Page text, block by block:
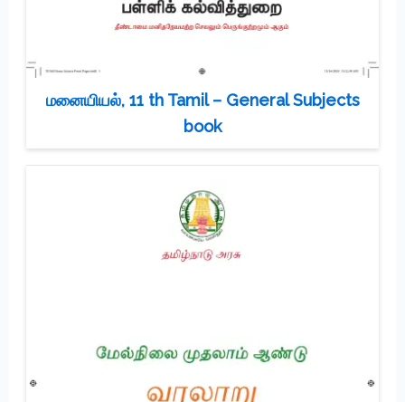
மனையியல், 11 th Tamil – General Subjects
book